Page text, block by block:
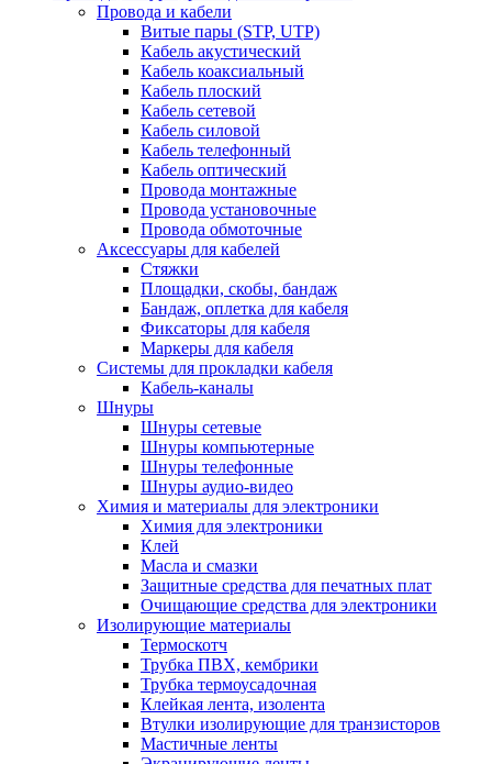
Провода и кабели
Витые пары (STP, UTP)
Кабель акустический
Кабель коаксиальный
Кабель плоский
Кабель сетевой
Кабель силовой
Кабель телефонный
Кабель оптический
Провода монтажные
Провода установочные
Провода обмоточные
Аксессуары для кабелей
Стяжки
Площадки, скобы, бандаж
Бандаж, оплетка для кабеля
Фиксаторы для кабеля
Маркеры для кабеля
Системы для прокладки кабеля
Кабель-каналы
Шнуры
Шнуры сетевые
Шнуры компьютерные
Шнуры телефонные
Шнуры аудио-видео
Химия и материалы для электроники
Химия для электроники
Клей
Масла и смазки
Защитные средства для печатных плат
Очищающие средства для электроники
Изолирующие материалы
Термоскотч
Трубка ПВХ, кембрики
Трубка термоусадочная
Клейкая лента, изолента
Втулки изолирующие для транзисторов
Мастичные ленты